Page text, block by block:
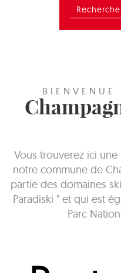
Rechercher
BIENVENUE
Vous trouverez ici
notre commune de
partie des domaines
Paradiski " et qui est
Parc